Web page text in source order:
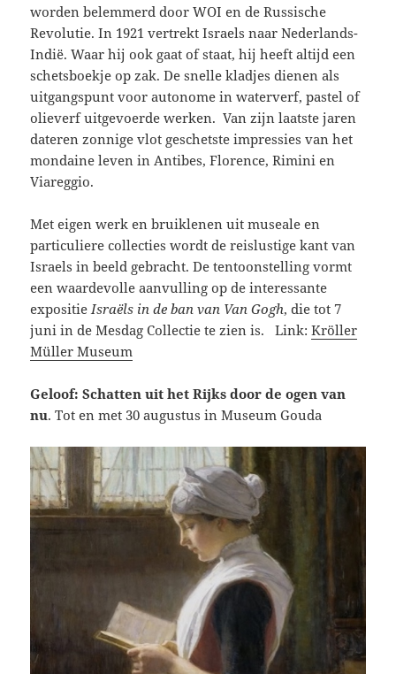
worden belemmerd door WOI en de Russische
Revolutie. In 1921 vertrekt Israels naar Nederlands-
Indië. Waar hij ook gaat of staat, hij heeft altijd een
schetsboekje op zak. De snelle kladjes dienen als
uitgangspunt voor autonome in waterverf, pastel of
olieverf uitgevoerde werken. Van zijn laatste jaren
dateren zonnige vlot geschetste impressies van het
mondaine leven in Antibes, Florence, Rimini en
Viareggio.
Met eigen werk en bruiklenen uit museale en
particuliere collecties wordt de reislustige kant van
Israels in beeld gebracht. De tentoonstelling vormt
een waardevolle aanvulling op de interessante
expositie Israëls in de ban van Van Gogh, die tot 7
juni in de Mesdag Collectie te zien is. Link:Kröller
Müller Museum
Geloof: Schatten uit het Rijks door de ogen van
nu. Tot en met 30 augustus in Museum Gouda